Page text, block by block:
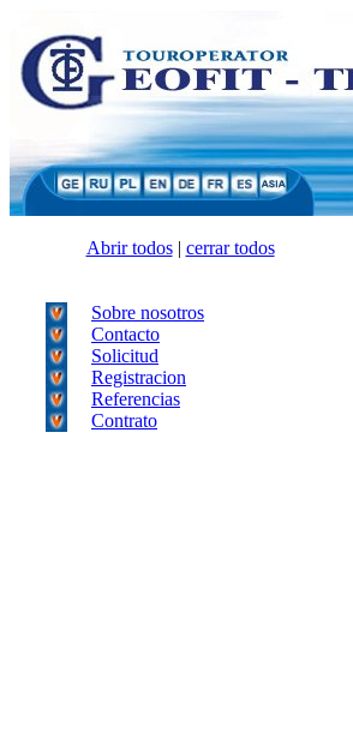
Abrir todos| cerrar todos
Sobre nosotros
Contacto
Solicitud
Registracion
Referencias
Contrato